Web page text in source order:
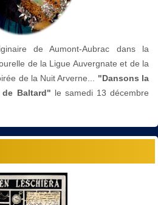
de Aumont-Aubrac dans la
de la Ligue Auvergnate et de la
de la Nuit Arverne... "Dansons la
Baltard" le samedi 13 décembre